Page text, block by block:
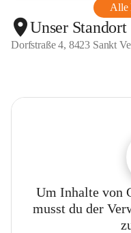
Alle
Unser Standort
Dorfstraße 4, 8423 Sankt
Um Inhalte von
musst du der